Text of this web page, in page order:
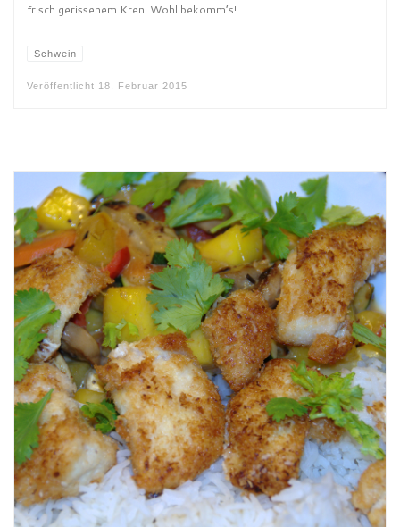
frisch gerissenem Kren. Wohl bekomm’s!
Schwein
Veröffentlicht 18. Februar 2015